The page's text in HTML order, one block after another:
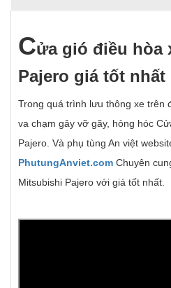
Cửa gió điều hòa
Pajero giá tốt nhất
Trong quá trình lưu thông xe trên
va chạm gây vỡ gãy, hỏng hóc
Pajero. Và phụ tùng An việt
PhutungAnviet.com Chuyên
Mitsubishi Pajero với giá tốt nhất.